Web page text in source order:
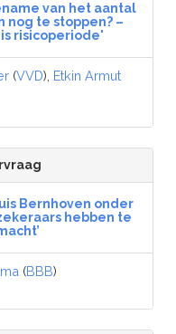
van het aantal
nog te stoppen? –
risicoperiode'
(VVD), Etkin Armut
Bernhoven onder
hebben te
(BBB)